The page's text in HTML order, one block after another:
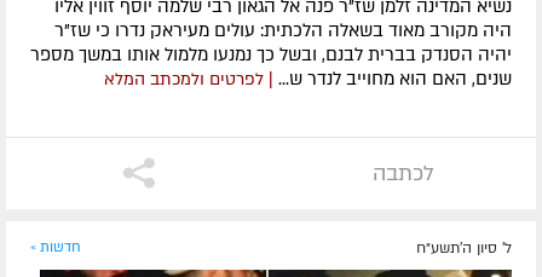
נשיא המדינה זלמן שז"ר פנה אל הגאון רבי שלמה יוסף זווין אליו
היה מקורב מאוד בשאלה הלכתית: עולים מעיראק נדרו כי שז"ר
יהיה הסנדק בברית לבנם, ובשל כך נמנעו מלמול אותו במשך מספר
שנים, האם הוא מחוייב לנדר ש... | לפרטים ולמכתב המלא
לכתבה
ל' סיון ה׳תשע״ח חדשות »